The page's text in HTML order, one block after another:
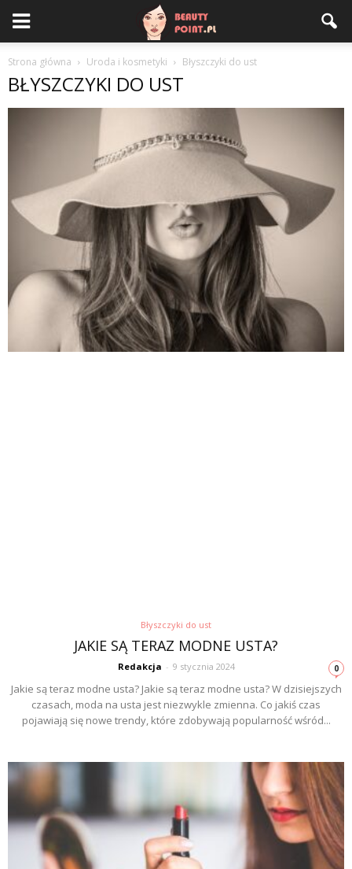
Strona główna Uroda i kosmetyki Błyszczyki do ust
BŁYSZCZYKI DO UST
Błyszczyki do ust
JAKIE SĄ TERAZ MODNE USTA?
Redakcja - 9 stycznia 2024 0
Jakie są teraz modne usta? Jakie są teraz modne usta? W dzisiejszych
czasach, moda na usta jest niezwykle zmienna. Co jakiś czas
pojawiają się nowe trendy, które zdobywają popularność wśród...